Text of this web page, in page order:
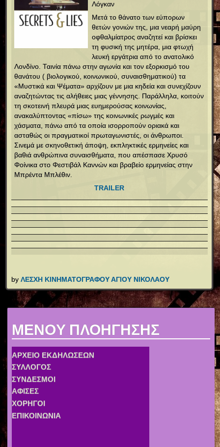
Λόγκαν
Μετά το θάνατο των εύπορων
θετών γονιών της, μια νεαρή μαύρη
οφθαλμίατρος αναζητεί και βρίσκει
τη φυσική της μητέρα, μια φτωχή
λευκή εργάτρια από το ανατολικό
Λονδίνο. Ταινία πάνω στην αγωνία και τον εξορκισμό του
θανάτου ( βιολογικού, κοινωνικού, συναισθηματικού) τα
«Μυστικά και Ψέματα» αρχίζουν με μια κηδεία και συνεχίζουν
αναζητώντας τις αλήθειες μιας γέννησης. Παράλληλα, κοιτούν
τη σκοτεινή πλευρά μιας ευημερούσας κοινωνίας,
ανακαλύπτοντας «πίσω» της κοινωνικές ρωγμές και
χάσματα, πάνω από τα οποία ισορροπούν οριακά και
ασταθώς οι πραγματικοί πρωταγωνιστές, οι άνθρωποι.
Σινεμά με σκηνοθετική άποψη, εκπληκτικές ερμηνείες και
βαθιά ανθρώπινα συναισθήματα, που απέσπασε Χρυσό
Φοίνικα στο Φεστιβάλ Καννών και βραβείο ερμηνείας στην
Μπρέντα Μπλέθιν.
TRAILER
by ΛΕΣΧΗ ΚΙΝΗΜΑΤΟΓΡΑΦΟΥ ΑΓΙΟΥ ΝΙΚΟΛΑΟΥ
MENOY ΠΛΟΗΓΗΣΗΣ